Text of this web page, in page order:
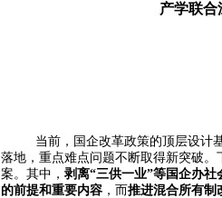
产学联合
当前，国企改革政策的顶层设计
落地，重点难点问题不断取得新突破
案。其中， 剥离“三供一业”等国企办
的前提和重要内容 ，而推进混合所有制